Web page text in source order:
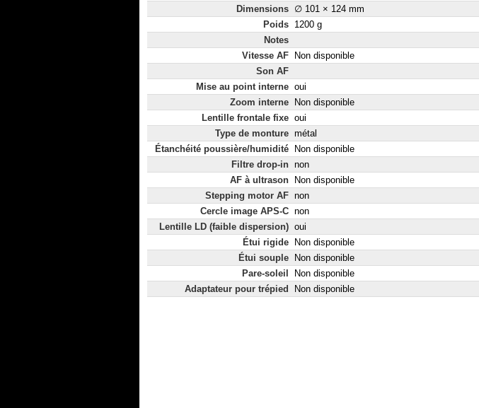
Dimensions ∅ 101 × 124 mm
Poids 1200 g
Notes
Vitesse AF
Non disponible
Son AF
Mise au point interne oui
Zoom interne
Non disponible
Lentille frontale fixe oui
Type de monture métal
Étanchéité poussière/humidité
Non disponible
Filtre drop-in non
AF à ultrason
Non disponible
Stepping motor AF non
Cercle image APS-C non
Lentille LD (faible dispersion) oui
Étui rigide
Non disponible
Étui souple
Non disponible
Pare-soleil
Non disponible
Adaptateur pour trépied
Non disponible